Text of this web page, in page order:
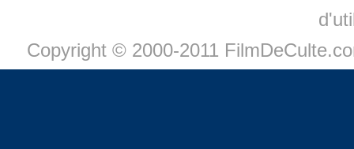
Copyright © 2000-2011